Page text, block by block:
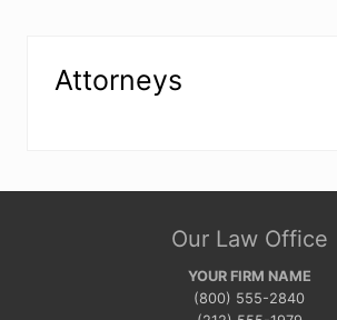
Attorneys
Our Law Office
YOUR FIRM NAME
(800) 555-2840